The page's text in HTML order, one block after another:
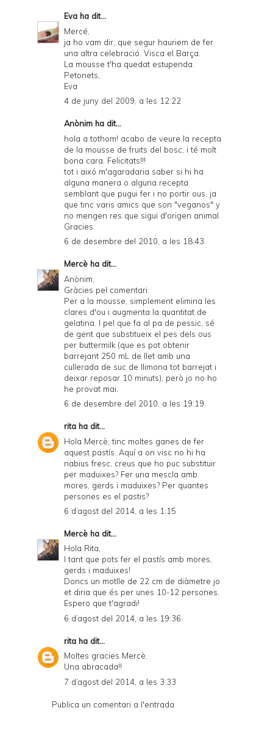
Eva ha dit...
Mercé,
ja ho vam dir, que segur hauriem de fer
una altra celebració. Visca el Barça.
La mousse t'ha quedat estupenda.
Petonets,
Eva
4 de juny del 2009, a les 12:22
Anònim ha dit...
hola a tothom! acabo de veure la recepta
de la mousse de fruits del bosc, i té molt
bona cara. Felicitats!!!
tot i aixó m'agaradaria saber si hi ha
alguna manera o alguna recepta
semblant que pugui fer i no portir ous, ja
que tinc varis amics que son "veganos" y
no mengen res que sigui d'origen animal.
Gracies
6 de desembre del 2010, a les 18:43
Mercè ha dit...
Anònim,
Gràcies pel comentari.
Per a la mousse, simplement elimina les
clares d'ou i augmenta la quantitat de
gelatina. I pel que fa al pa de pessic, sé
de gent que substitueix el pes dels ous
per buttermilk (que es pot obtenir
barrejant 250 mL de llet amb una
cullerada de suc de llimona tot barrejat i
deixar reposar 10 minuts), però jo no ho
he provat mai.
6 de desembre del 2010, a les 19:19
rita ha dit...
Hola Mercè, tinc moltes ganes de fer
aquest pastís. Aquí a on visc no hi ha
nabius fresc, creus que ho puc substituir
per maduixes? Fer una mescla amb
mores, gerds i maduixes? Per quantes
persones es el pastis?
6 d’agost del 2014, a les 1:15
Mercè ha dit...
Hola Rita,
I tant que pots fer el pastís amb mores,
gerds i maduixes!
Doncs un motlle de 22 cm de diàmetre jo
et diria que és per unes 10-12 persones.
Espero que t'agradi!
6 d’agost del 2014, a les 19:36
rita ha dit...
Moltes gracies Mercè.
Una abracada!!
7 d’agost del 2014, a les 3:33
Publica un comentari a l'entrada